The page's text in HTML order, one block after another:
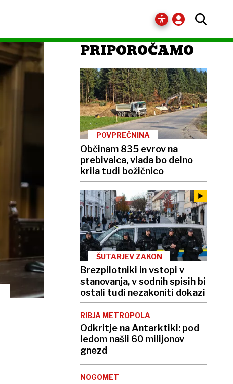
PRIPOROČAMO
POVPREČNINA
Občinam 835 evrov na
prebivalca, vlada bo delno
krila tudi božičnico
ŠUTARJEV ZAKON
Brezpilotniki in vstopi v
stanovanja, v sodnih spisih bi
ostali tudi nezakoniti dokazi
RIBJA METROPOLA
Odkritje na Antarktiki: pod
ledom našli 60 milijonov
gnezd
NOGOMET